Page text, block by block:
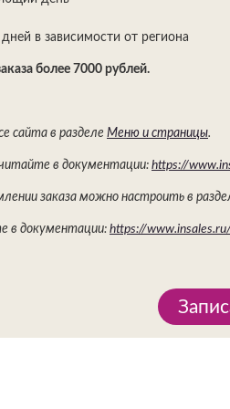
в зависимости от региона
более 7000 рублей.
сайта в разделе Меню и страницы.
в документации: https://
заказа можно настроить в
в документации: https://